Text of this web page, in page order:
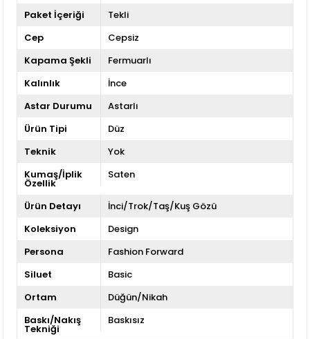
Paket İçeriği
Tekli
Cep
Cepsiz
Kapama Şekli
Fermuarlı
Kalınlık
İnce
Astar Durumu
Astarlı
Ürün Tipi
Düz
Teknik
Yok
Kumaş/İplik
Özellik
Saten
Ürün Detayı
İnci/Trok/Taş/Kuş Gözü
Koleksiyon
Design
Persona
Fashion Forward
Siluet
Basic
Ortam
Düğün/Nikah
Baskı/Nakış
Tekniği
Baskısız